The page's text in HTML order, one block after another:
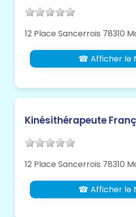
12 Place Sancerrois 78310
☎ Afficher le
Kinésithérapeute
12 Place Sancerrois 78310
☎ Afficher le